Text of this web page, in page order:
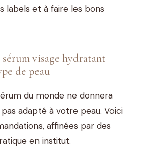
labels et à faire les bons
visage hydratant
de peau
du monde ne donnera
pas adapté à votre peau. Voici
affinées par des
en institut.